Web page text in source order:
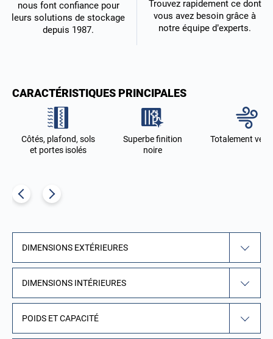
nous font confiance pour
leurs solutions de stockage
depuis 1987.
Trouvez rapidement ce dont
vous avez besoin grâce à
notre équipe d’experts.
CARACTÉRISTIQUES PRINCIPALES
Côtés, plafond, sols
et portes isolés
Superbe finition
noire
Totalement
DIMENSIONS EXTÉRIEURES
DIMENSIONS INTÉRIEURES
POIDS ET CAPACITÉ